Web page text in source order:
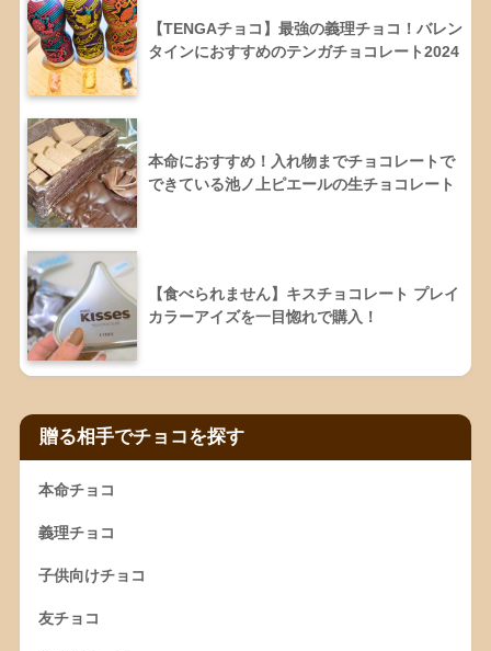
【TENGAチョコ】最強の義理チョコ！バレン
タインにおすすめのテンガチョコレート2024
本命におすすめ！入れ物までチョコレートで
できている池ノ上ピエールの生チョコレート
【食べられません】キスチョコレート プレイ
カラーアイズを一目惚れで購入！
贈る相手でチョコを探す
本命チョコ
義理チョコ
子供向けチョコ
友チョコ